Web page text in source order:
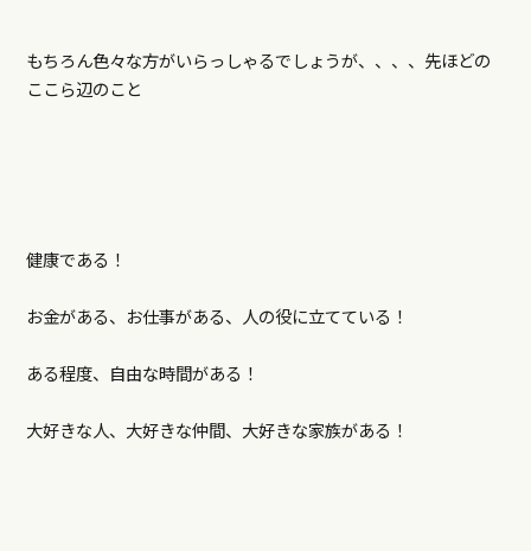
もちろん色々な方がいらっしゃるでしょうが、、、、先ほどの
ここら辺のこと
健康である！
お金がある、お仕事がある、人の役に立てている！
ある程度、自由な時間がある！
大好きな人、大好きな仲間、大好きな家族がある！